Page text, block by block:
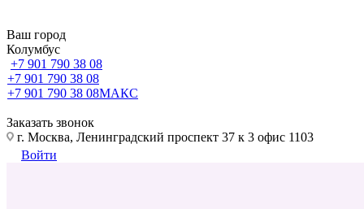
Ваш город
Колумбус
+7 901 790 38 08
+7 901 790 38 08
+7 901 790 38 08МАКС
Заказать звонок
г. Москва, Ленинградский проспект 37 к 3 офис 1103
Войти